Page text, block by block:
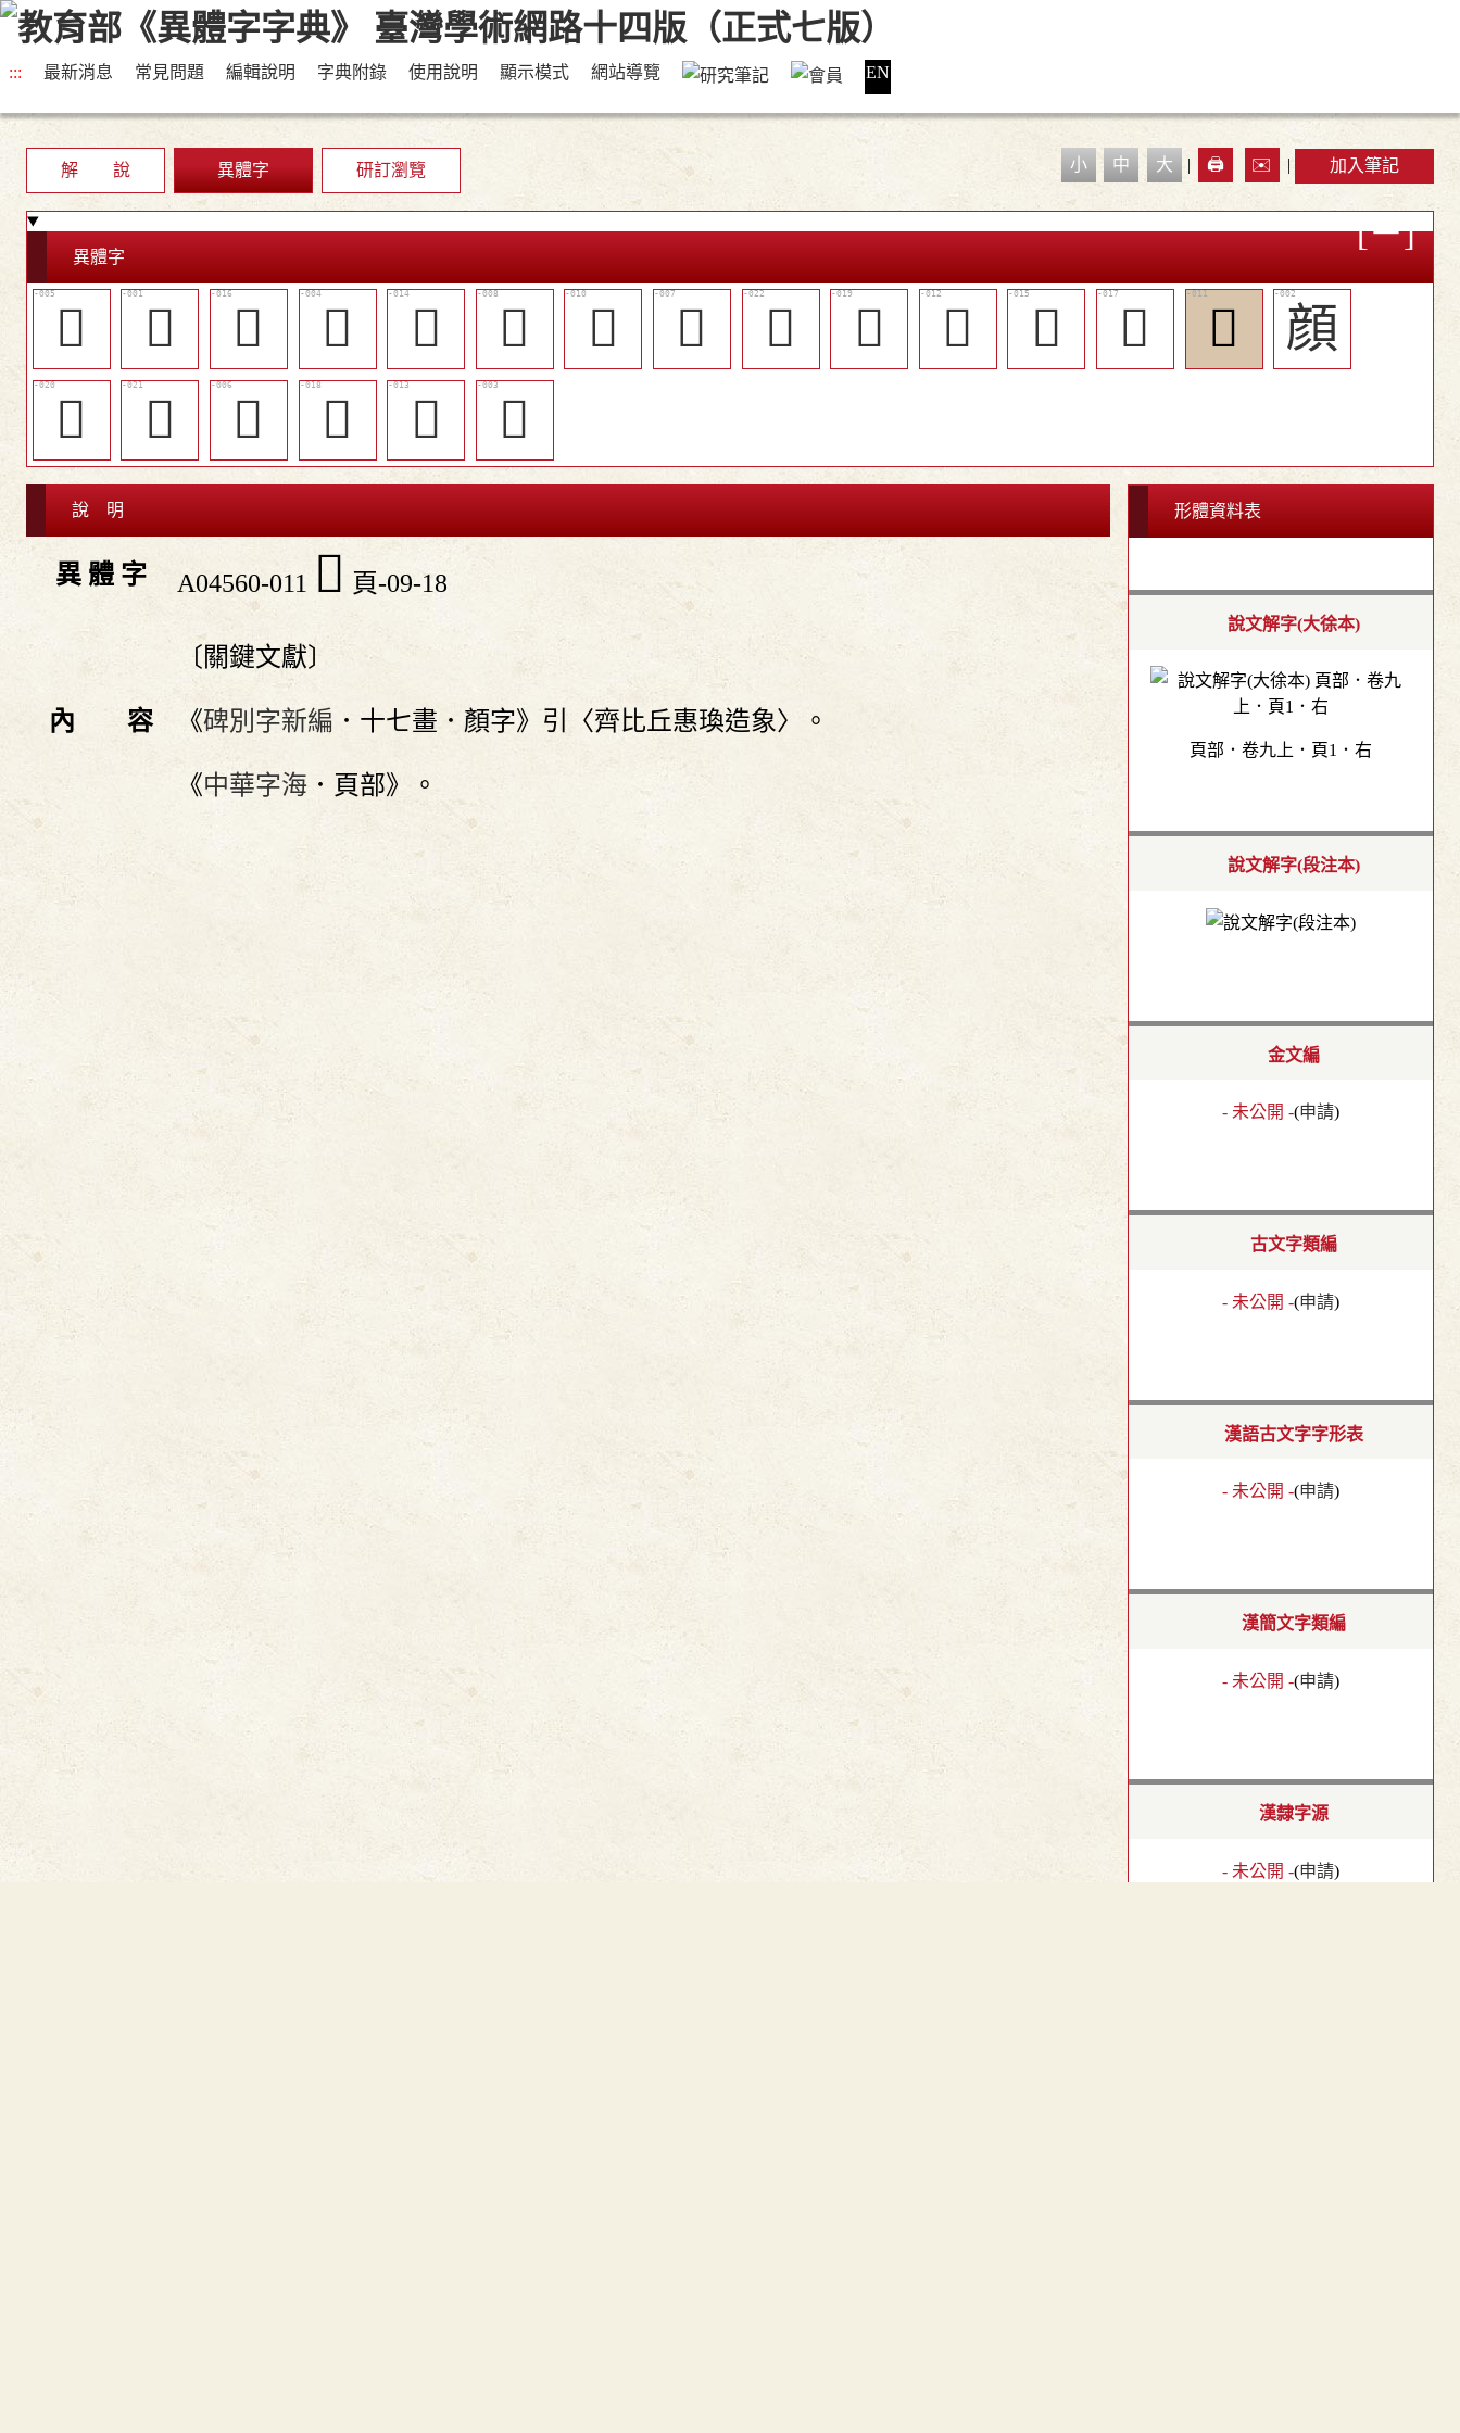
::: 最新消息 常見問題 編輯說明 字典附錄 使用說明 顯示模式 網站導覽 EN
解 說 異體字 研訂瀏覽 小 中 大 | 🖨️ ✉️ | 加入筆記
異體字
𦫞 𦫤 󶨝 󶨔 󶨛 󶨖 󶨗 󶨕 󶨣 󶨠 󶨙 󶨜 󶨞 󶨘
顔
󶨡
󶨢 𩕝 󶨟 󶨚 𩠪
說 明
異 體 字 A04560-011 󶨘 頁-09-18
內 容
〔關鍵文獻〕
《碑別字新編 ．十七畫．顏字》引〈齊比丘惠瑍造象〉。
《中華字海 ．頁部》。
形體資料表
說文解字(大徐本)
頁部．卷九上．頁1．右
說文解字(段注本)
金文編
- 未公開 -(申請)
古文字類編
- 未公開 -(申請)
漢語古文字字形表
- 未公開 -(申請)
漢簡文字類編
- 未公開 -(申請)
漢隸字源
- 未公開 -(申請)